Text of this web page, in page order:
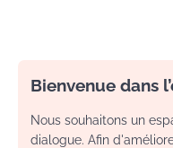
Bienvenue dans
Nous souhaitons un
dialogue. Afin